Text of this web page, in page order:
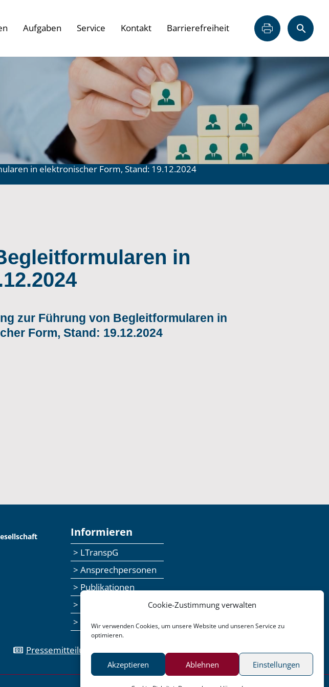
Cookie-Zustimmung verwalten
Wir verwenden Cookies, um unsere Website und unseren Service zu
optimieren.
Akzeptieren Ablehnen Einstellungen
Aufgaben Service Kontakt Barrierefreiheit
in elektronischer Form, Stand: 19.12.2024
in
zur Führung von Begleitformularen in
Form, Stand: 19.12.2024
Informieren
> LTranspG
> Ansprechpersonen
> Publikationen
> Seminaranmeldung
> Feedbackformular
Pressemitteilungen Barrierefreiheit